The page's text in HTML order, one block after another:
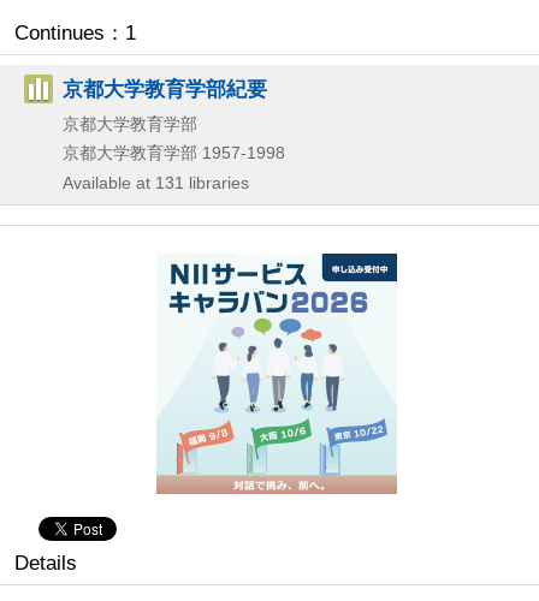
Continues：1
京都大学教育学部紀要
京都大学教育学部
京都大学教育学部 1957-1998
Available at 131 libraries
Details